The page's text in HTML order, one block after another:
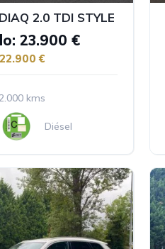
2.0 TDI STYLE
23.900 €
€
kms
Diésel